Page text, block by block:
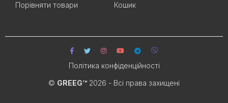
Порівняти товари
Кошик
© GREEG™ 2026 - Всі права захищені
Політика конфіденційності